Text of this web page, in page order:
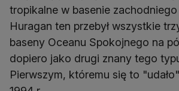
tropikalne w basenie
Huragan ten przebył wszystkie
baseny Oceanu Spokojnego na
dopiero jako drugi znany tego
Pierwszym, któremu się to